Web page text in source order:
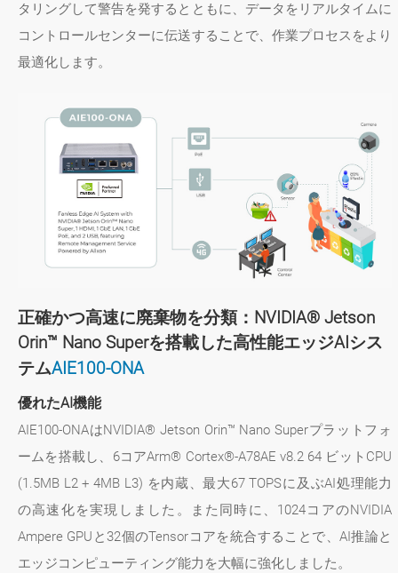
タリングして警告を発するとともに、データをリアルタイムに
コントロールセンターに伝送することで、作業プロセスをより
最適化します。
正確かつ高速に廃棄物を分類：NVIDIA® Jetson
Orin™ Nano Superを搭載した高性能エッジAIシス
テムAIE100-ONA
優れたAI機能
AIE100-ONAはNVIDIA® Jetson Orin™ Nano Superプラットフォ
ームを搭載し、6コアArm® Cortex®-A78AE v8.2 64 ビットCPU
(1.5MB L2 + 4MB L3) を内蔵、最大67 TOPSに及ぶAI処理能力
の高速化を実現しました。また同時に、1024コアのNVIDIA
Ampere GPUと32個のTensorコアを統合することで、AI推論と
エッジコンピューティング能力を大幅に強化しました。